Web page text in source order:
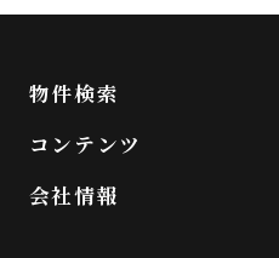
物件検索
コンテンツ
会社情報